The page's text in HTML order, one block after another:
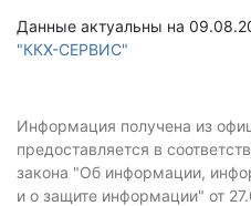
Данные актуальны на
"ККХ-СЕРВИС"
Информация получена из
предоставляется в
закона "Об информации,
и о защите информации" от